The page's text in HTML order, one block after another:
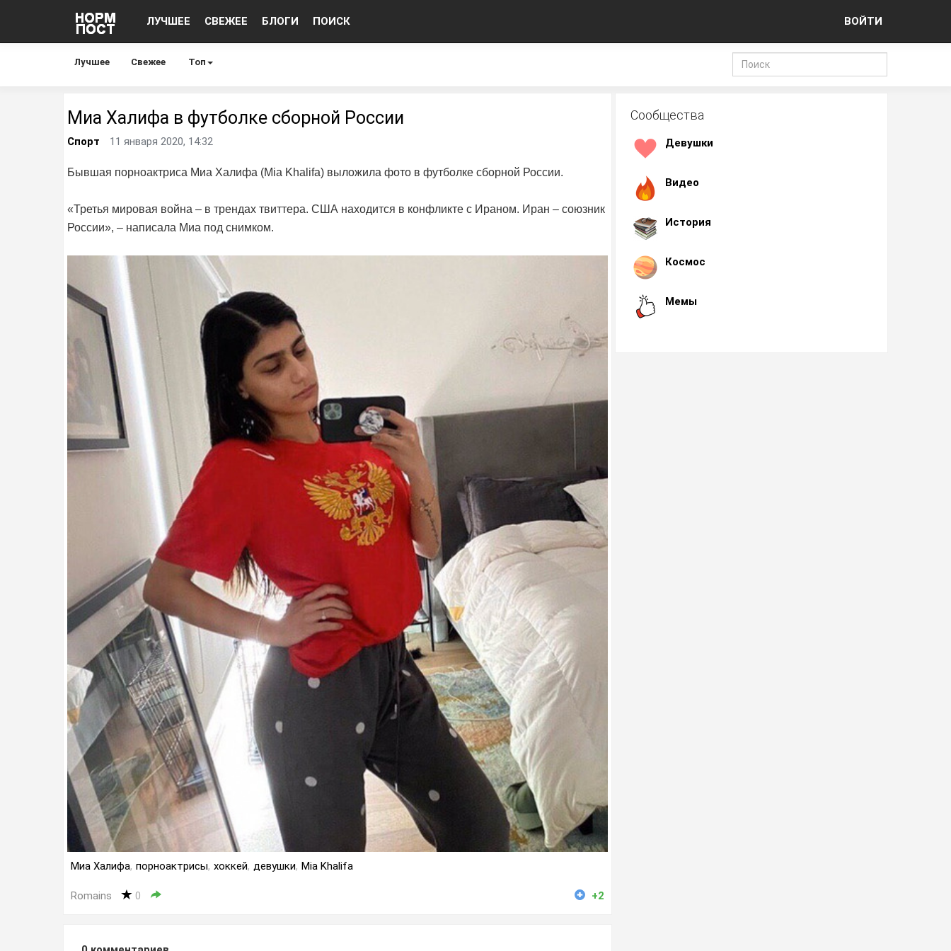
ЛУЧШЕЕ СВЕЖЕЕ БЛОГИ ПОИСК ВОЙТИ
Лучшее Свежее Топ
Миа Халифа в футболке сборной России
Спорт 11 января 2020, 14:32
Бывшая порноактриса Миа Халифа (Mia Khalifa) выложила фото в футболке сборной России.
«Третья мировая война – в трендах твиттера. США находится в конфликте с Ираном. Иран – союзник
России», – написала Миа под снимком.
Миа Халифа, порноактрисы, хоккей, девушки, Mia Khalifa
Romains 0 +2
Сообщества
Девушки
Видео
История
Космос
Мемы